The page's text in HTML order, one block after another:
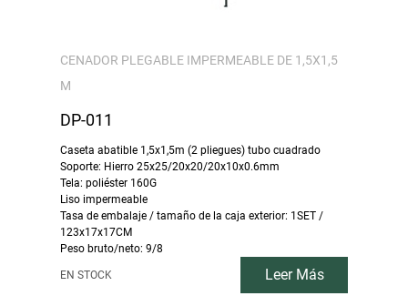
CENADOR PLEGABLE IMPERMEABLE DE 1,5X1,5
M
DP-011
Caseta abatible 1,5x1,5m (2 pliegues) tubo cuadrado
Soporte: Hierro 25x25/20x20/20x10x0.6mm
Tela: poliéster 160G
Liso impermeable
Tasa de embalaje / tamaño de la caja exterior: 1SET /
123x17x17CM
Peso bruto/neto: 9/8
EN STOCK Leer Más